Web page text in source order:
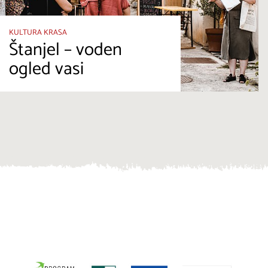
KULTURA KRASA
Štanjel – voden
ogled vasi